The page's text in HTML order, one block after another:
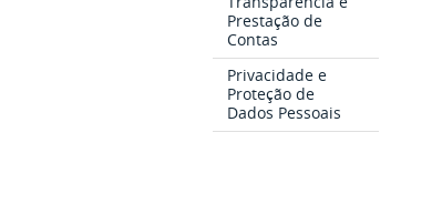
Prestação de
Contas
Privacidade e
Proteção de
Dados Pessoais